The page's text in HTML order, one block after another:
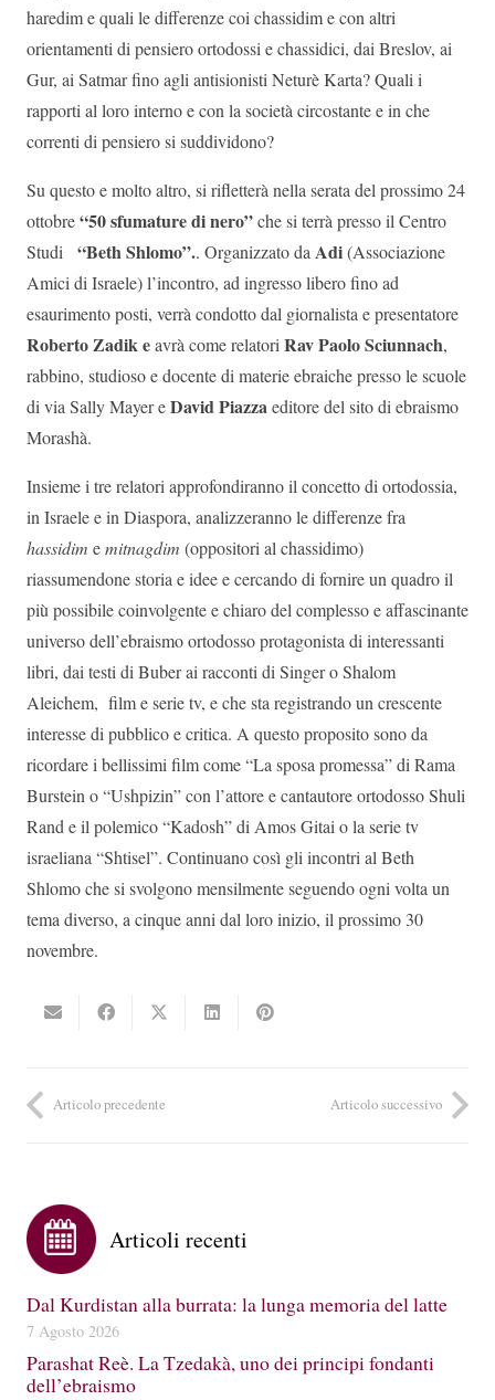
haredim e quali le differenze coi chassidim e con altri
orientamenti di pensiero ortodossi e chassidici, dai Breslov, ai
Gur, ai Satmar fino agli antisionisti Neturè Karta? Quali i
rapporti al loro interno e con la società circostante e in che
correnti di pensiero si suddividono?
Su questo e molto altro, si rifletterà nella serata del prossimo 24
ottobre“50 sfumature di nero”che si terrà presso il Centro
Studi
“Beth Shlomo”.. Organizzato daAdi(Associazione
Amici di Israele) l’incontro, ad ingresso libero fino ad
esaurimento posti, verrà condotto dal giornalista e presentatore
Roberto Zadik eavrà come relatoriRav Paolo Sciunnach,
rabbino, studioso e docente di materie ebraiche presso le scuole
di via Sally Mayer eDavid Piazzaeditore del sito di ebraismo
Morashà.
Insieme i tre relatori approfondiranno il concetto di ortodossia,
in Israele e in Diaspora, analizzeranno le differenze fra
hassidim emitnagdim (oppositori al chassidimo)
riassumendone storia e idee e cercando di fornire un quadro il
più possibile coinvolgente e chiaro del complesso e affascinante
universo dell’ebraismo ortodosso protagonista di interessanti
libri, dai testi di Buber ai racconti di Singer o Shalom
Aleichem, film e serie tv, e che sta registrando un crescente
interesse di pubblico e critica. A questo proposito sono da
ricordare i bellissimi film come “La sposa promessa” di Rama
Burstein o “Ushpizin” con l’attore e cantautore ortodosso Shuli
Rand e il polemico “Kadosh” di Amos Gitai o la serie tv
israeliana “Shtisel”. Continuano così gli incontri al Beth
Shlomo che si svolgono mensilmente seguendo ogni volta un
tema diverso, a cinque anni dal loro inizio, il prossimo 30
novembre.
Articolo precedente Articolo successivo
Articoli recenti
Dal Kurdistan alla burrata: la lunga memoria del latte
7 Agosto 2026
Parashat Reè. La Tzedakà, uno dei principi fondanti
dell’ebraismo